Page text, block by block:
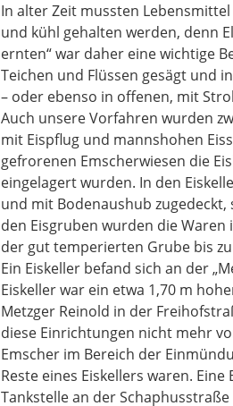
In alter Zeit mussten
und kühl gehalten werden, denn
ernten“ war daher eine wichtige
Teichen und Flüssen gesägt und
– oder ebenso in offenen, mit
Auch unsere Vorfahren wurden
mit Eispflug und mannshohen
gefrorenen Emscherwiesen die
eingelagert wurden. In den
und mit Bodenaushub
den Eisgruben wurden die
der gut temperierten Grube bis
Ein Eiskeller befand sich an der
Eiskeller war ein etwa 1,70 m
Metzger Reinold in der
diese Einrichtungen nicht mehr
Emscher im Bereich der
Reste eines Eiskellers waren.
Tankstelle an der